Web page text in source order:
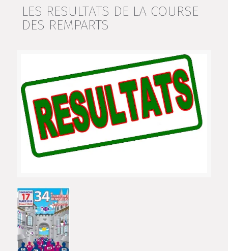
LES RESULTATS DE LA COURSE
DES REMPARTS